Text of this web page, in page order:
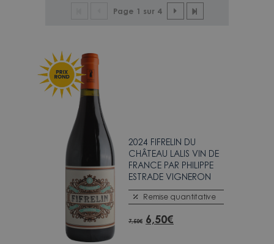
Page 1 sur 4
2024 FIFRELIN DU
CHÂTEAU LALIS VIN DE
FRANCE PAR PHILIPPE
ESTRADE VIGNERON
Remise quantitative
7,50€ 6,50€